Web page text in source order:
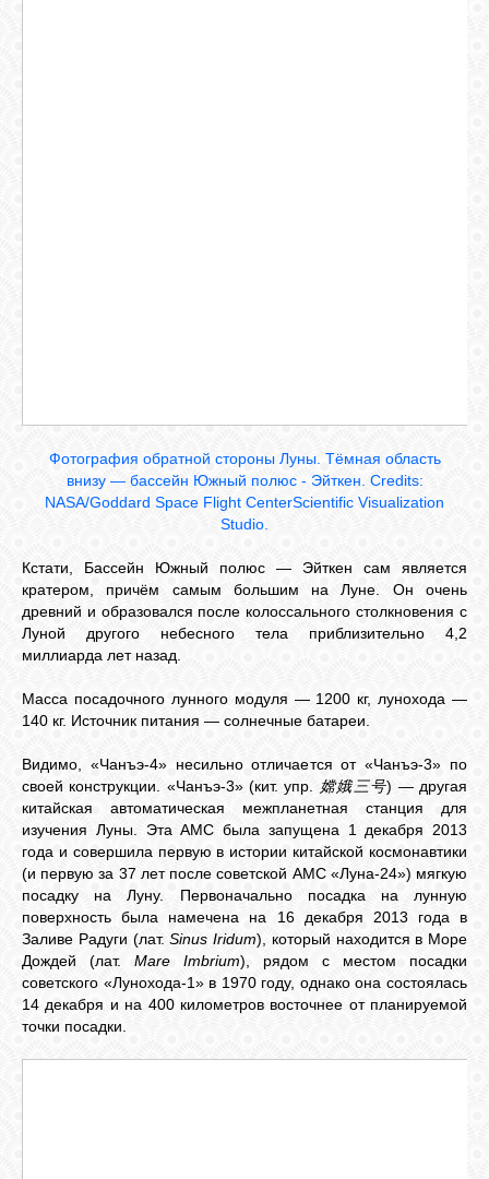
Фотография обратной стороны Луны. Тёмная область
внизу — бассейн Южный полюс - Эйткен. Credits:
NASA/Goddard Space Flight CenterScientific Visualization
Studio.
Кстати, Бассейн Южный полюс — Эйткен сам является
кратером, причём самым большим на Луне. Он очень
древний и образовался после колоссального столкновения с
Луной другого небесного тела приблизительно 4,2
миллиарда лет назад.
Масса посадочного лунного модуля — 1200 кг, лунохода —
140 кг. Источник питания — солнечные батареи.
Видимо, «Чанъэ-4» несильно отличается от «Чанъэ-3» по
своей конструкции. «Чанъэ-3» (кит. упр. 嫦娥三号) — другая
китайская автоматическая межпланетная станция для
изучения Луны. Эта АМС была запущена 1 декабря 2013
года и совершила первую в истории китайской космонавтики
(и первую за 37 лет после советской АМС «Луна-24») мягкую
посадку на Луну. Первоначально посадка на лунную
поверхность была намечена на 16 декабря 2013 года в
Заливе Радуги (лат.Sinus Iridum), который находится в Море
Дождей (лат. Mare Imbrium), рядом с местом посадки
советского «Лунохода-1» в 1970 году, однако она состоялась
14 декабря и на 400 километров восточнее от планируемой
точки посадки.